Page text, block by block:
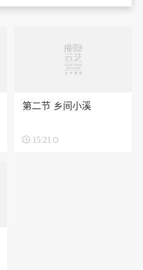
第二节 乡间小溪
 15:21